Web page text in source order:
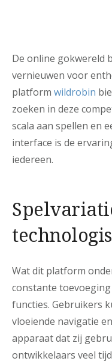
De online gokwereld
vernieuwen voor
platform wildrobin
zoeken in deze
scala aan spellen en
interface is de
iedereen.
Wat dit platform
constante
functies. Gebruikers
vloeiende navigatie
apparaat dat zij
ontwikkelaars veel